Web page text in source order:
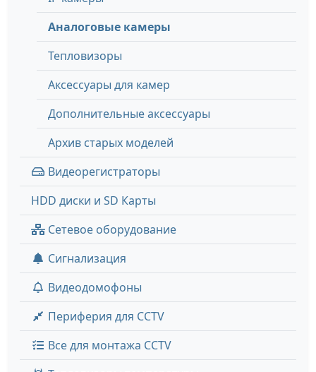
Аналоговые камеры
Тепловизоры
Аксессуары для камер
Дополнительные аксессуары
Архив старых моделей
Видеорегистраторы
HDD диски и SD Карты
Сетевое оборудование
Сигнализация
Видеодомофоны
Периферия для CCTV
Все для монтажа CCTV